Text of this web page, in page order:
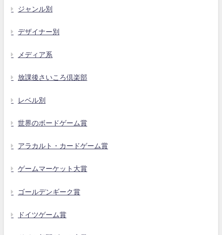
ジャンル別
デザイナー別
メディア系
放課後さいころ倶楽部
レベル別
世界のボードゲーム賞
アラカルト・カードゲーム賞
ゲームマーケット大賞
ゴールデンギーク賞
ドイツゲーム賞